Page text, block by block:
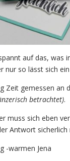
auf das, was
nur so lässt sich
Zeit gemessen an
betrachtet).
muss sich eben
Antwort sicherlich
-warmen Jena